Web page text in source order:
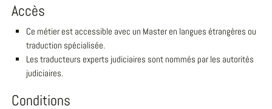
Accès
Ce métier est accessible avec un Master en langues étrangères ou
traduction spécialisée.
Les traducteurs experts judiciaires sont nommés par les autorités
judiciaires.
Conditions